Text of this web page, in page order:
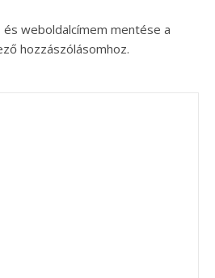
és weboldalcímem mentése a
hozzászólásomhoz.